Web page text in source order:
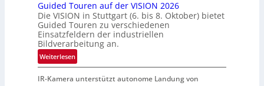
e
c
h
n
i
k
s
c
h
e
n
4
K
-
z
t
e
M
ö
g
l
ü
c
k
k
e
h
d
Guided Touren auf der VISION 2026
Die VISION in Stuttgart (6. bis 8. Oktober) bietet
Guided Touren zu verschiedenen
Einsatzfeldern der industriellen
Bildverarbeitung an.
Weiterlesen:
G
u
IR-Kamera unterstützt autonome Landung von